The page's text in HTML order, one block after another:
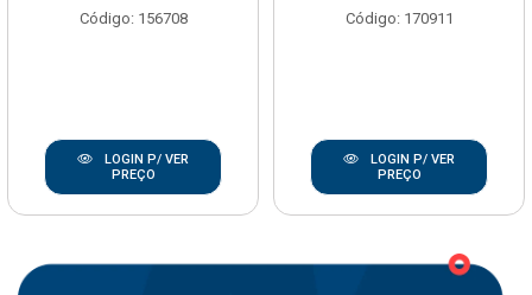
Código: 156708
LOGIN P/ VER
PREÇO
Código: 170911
LOGIN P/ VER
PREÇO